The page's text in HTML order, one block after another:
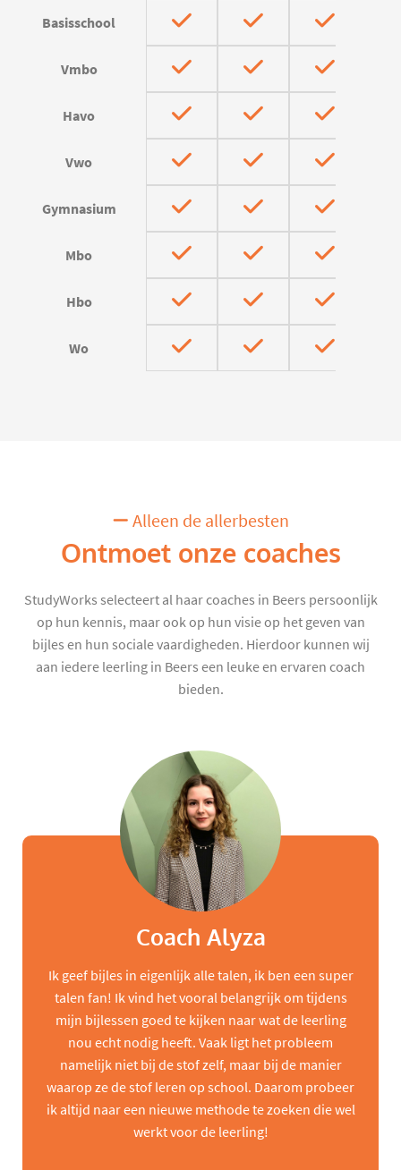
Basisschool
Vmbo
Havo
Vwo
Gymnasium
Mbo
Hbo
Wo
Alleen de allerbesten
Ontmoet onze coaches
StudyWorks selecteert al haar coaches in Beers persoonlijk
op hun kennis, maar ook op hun visie op het geven van
bijles en hun sociale vaardigheden. Hierdoor kunnen wij
aan iedere leerling in Beers een leuke en ervaren coach
bieden.
Coach Alyza
Ik geef bijles in eigenlijk alle talen, ik ben een super
talen fan! Ik vind het vooral belangrijk om tijdens
mijn bijlessen goed te kijken naar wat de leerling
nou echt nodig heeft. Vaak ligt het probleem
namelijk niet bij de stof zelf, maar bij de manier
waarop ze de stof leren op school. Daarom probeer
ik altijd naar een nieuwe methode te zoeken die wel
werkt voor de leerling!